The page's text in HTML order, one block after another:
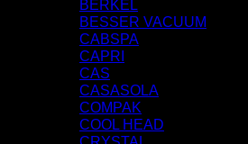
BERKEL
BESSER VACUUM
CABSPA
CAPRI
CAS
CASASOLA
COMPAK
COOL HEAD